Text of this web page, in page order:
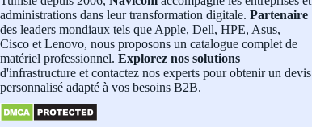
administrations dans leur transformation digitale. Partenaire
des leaders mondiaux tels que Apple, Dell, HPE, Asus,
Cisco et Lenovo, nous proposons un catalogue complet de
matériel professionnel. Explorez nos solutions
d'infrastructure et contactez nos experts pour obtenir un devis
personnalisé adapté à vos besoins B2B.